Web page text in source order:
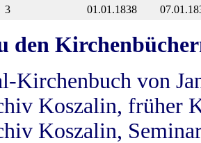
3 01.01.1838
den
Kirchenbuch von
Koszalin, früher
Koszalin,